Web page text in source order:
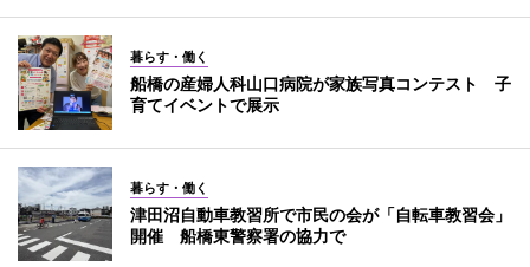
暮らす・働く
船橋の産婦人科山口病院が家族写真コンテスト 子
育てイベントで展示
暮らす・働く
津田沼自動車教習所で市民の会が「自転車教習会」
開催 船橋東警察署の協力で